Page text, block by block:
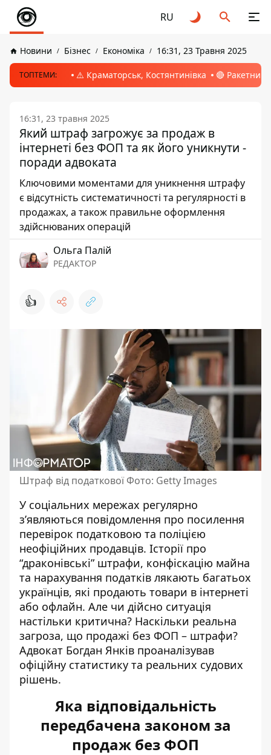
RU
Новини Бізнес Економіка 16:31, 23 Травня 2025
ТОПТЕМИ: ⚠️ Краматорськ, Костянтинівка 🔴 Ракетний
16:31, 23 травня 2025
Який штраф загрожує за продаж в
інтернеті без ФОП та як його уникнути -
поради адвоката
Ключовими моментами для уникнення штрафу
є відсутність систематичності та регулярності в
продажах, а також правильне оформлення
здійснюваних операцій
Ольга Палій
РЕДАКТОР
👍
Штраф від податкової Фото: Getty Images
У соціальних мережах регулярно
з’являються повідомлення про посилення
перевірок податковою та поліцією
неофіційних продавців. Історії про
“драконівські” штрафи, конфіскацію майна
та нарахування податків лякають багатьох
українців, які продають товари в інтернеті
або офлайн. Але чи дійсно ситуація
настільки критична? Наскільки реальна
загроза, що продажі без ФОП – штрафи?
Адвокат Богдан Янків проаналізував
офіційну статистику та реальних судових
рішень.
Яка відповідальність
передбачена законом за
продаж без ФОП